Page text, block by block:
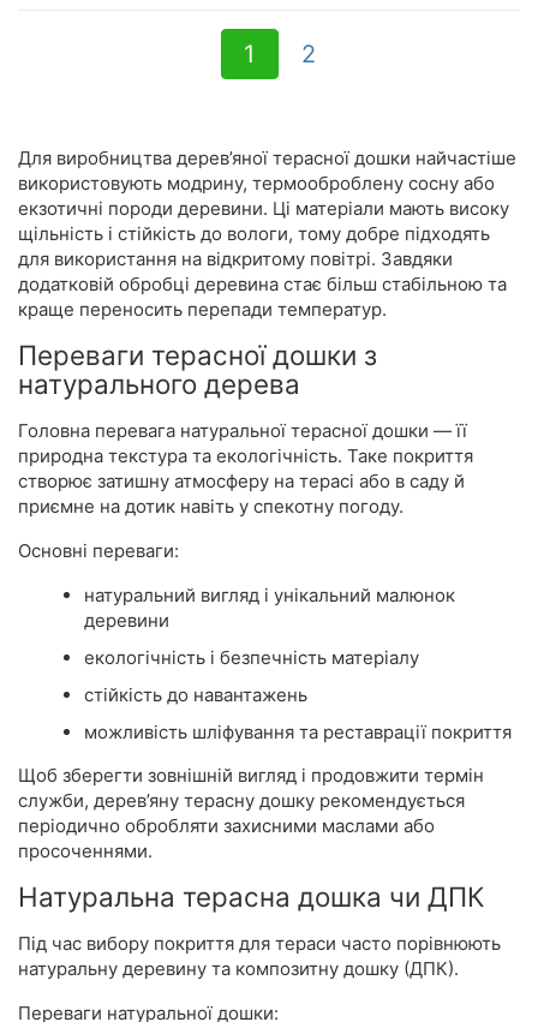
1 2
Для виробництва дерев’яної терасної дошки найчастіше
використовують модрину, термооброблену сосну або
екзотичні породи деревини. Ці матеріали мають високу
щільність і стійкість до вологи, тому добре підходять
для використання на відкритому повітрі. Завдяки
додатковій обробці деревина стає більш стабільною та
краще переносить перепади температур.
Переваги терасної дошки з
натурального дерева
Головна перевага натуральної терасної дошки — її
природна текстура та екологічність. Таке покриття
створює затишну атмосферу на терасі або в саду й
приємне на дотик навіть у спекотну погоду.
Основні переваги:
натуральний вигляд і унікальний малюнок
деревини
екологічність і безпечність матеріалу
стійкість до навантажень
можливість шліфування та реставрації покриття
Щоб зберегти зовнішній вигляд і продовжити термін
служби, дерев’яну терасну дошку рекомендується
періодично обробляти захисними маслами або
просоченнями.
Натуральна терасна дошка чи ДПК
Під час вибору покриття для тераси часто порівнюють
натуральну деревину та композитну дошку (ДПК).
Переваги натуральної дошки: